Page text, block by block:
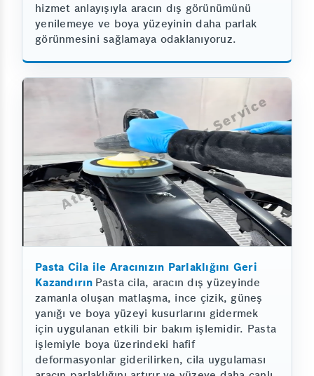
hizmet anlayışıyla aracın dış görünümünü
yenilemeye ve boya yüzeyinin daha parlak
görünmesini sağlamaya odaklanıyoruz.
Pasta Cila ile Aracınızın Parlaklığını Geri
Kazandırın Pasta cila, aracın dış yüzeyinde
zamanla oluşan matlaşma, ince çizik, güneş
yanığı ve boya yüzeyi kusurlarını gidermek
için uygulanan etkili bir bakım işlemidir. Pasta
işlemiyle boya üzerindeki hafif
deformasyonlar giderilirken, cila uygulaması